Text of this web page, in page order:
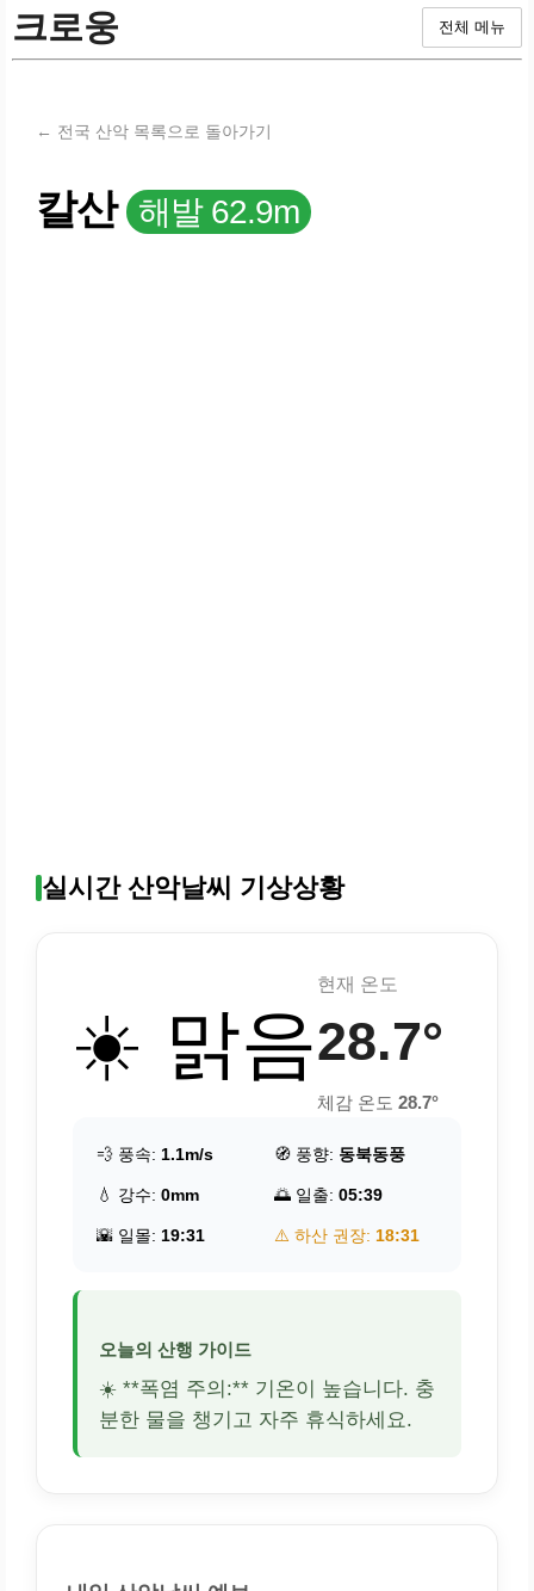
크로웅 전체 메뉴
← 전국 산악 목록으로 돌아가기
칼산 해발 62.9m
실시간 산악날씨 기상상황
☀️ 맑음
현재 온도
28.7°
체감 온도 28.7°
💨 풍속: 1.1m/s 🧭 풍향: 동북동풍
💧 강수: 0mm 🌅 일출: 05:39
🌇 일몰: 19:31 ⚠️ 하산 권장: 18:31
오늘의 산행 가이드
☀️ **폭염 주의:** 기온이 높습니다. 충
분한 물을 챙기고 자주 휴식하세요.